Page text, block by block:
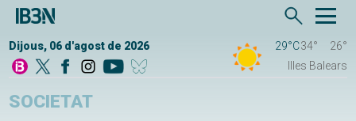
Dijous, 06 d'agost de 2026 29°C34°
26°
Illes Balears
SOCIETAT